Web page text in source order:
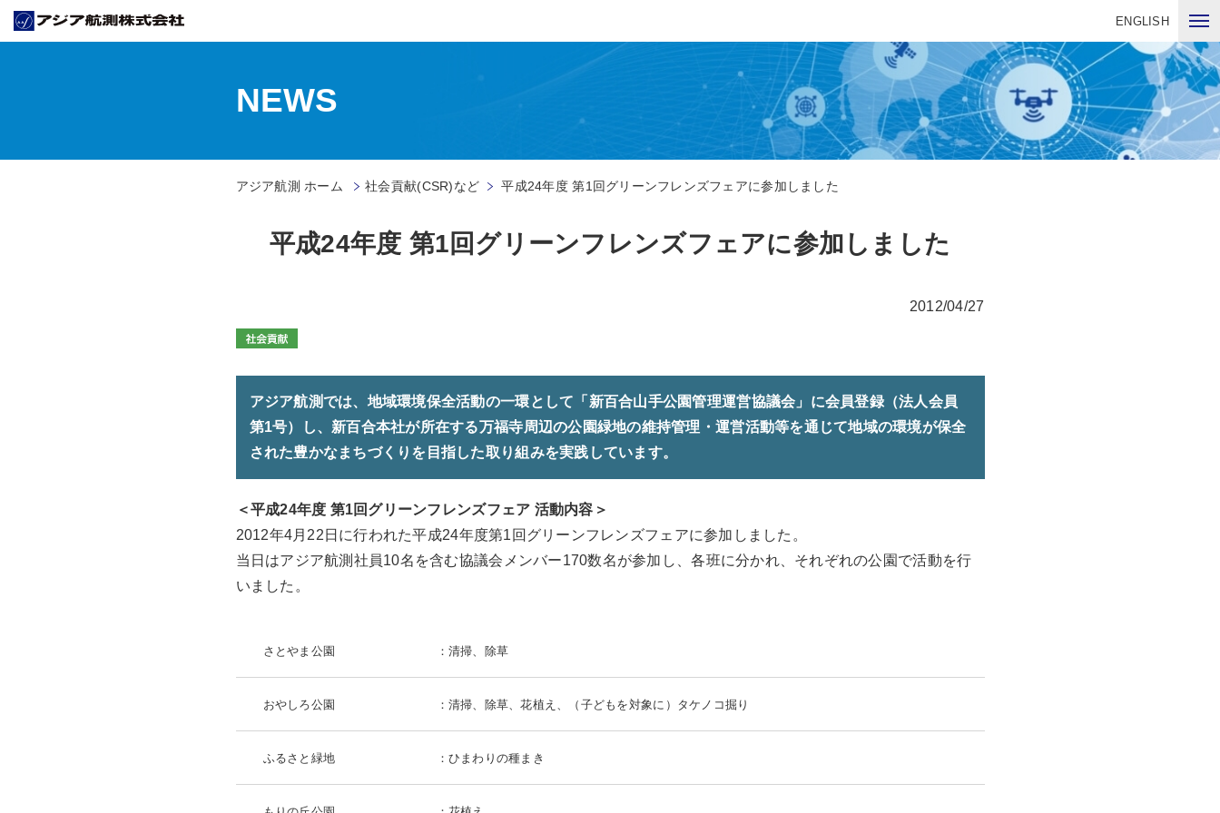
ENGLISH
NEWS
アジア航測 ホーム 社会貢献(CSR)など 平成24年度 第1回グリーンフレンズフェアに参加しました
平成24年度 第1回グリーンフレンズフェアに参加しました
2012/04/27
アジア航測では、地域環境保全活動の一環として「新百合山手公園管理運営協議会」に会員登録（法人会員
第1号）し、新百合本社が所在する万福寺周辺の公園緑地の維持管理・運営活動等を通じて地域の環境が保全
された豊かなまちづくりを目指した取り組みを実践しています。
＜平成24年度 第1回グリーンフレンズフェア 活動内容＞
2012年4月22日に行われた平成24年度第1回グリーンフレンズフェアに参加しました。
当日はアジア航測社員10名を含む協議会メンバー170数名が参加し、各班に分かれ、それぞれの公園で活動を行
いました。
さとやま公園 ：清掃、除草
おやしろ公園 ：清掃、除草、花植え、（子どもを対象に）タケノコ掘り
ふるさと緑地 ：ひまわりの種まき